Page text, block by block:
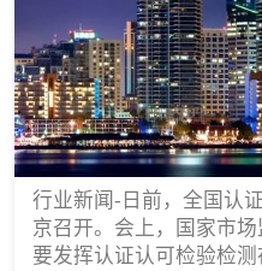
行业新闻-日前，全国认
京召开。会上，国家市场
要发挥认证认可检验检